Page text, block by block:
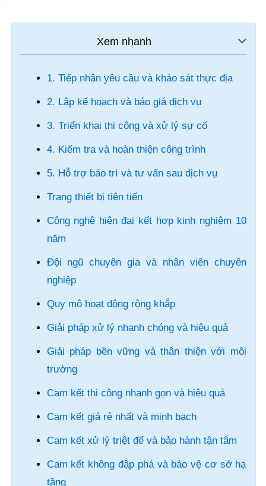
1. Tiếp nhận yêu cầu và khảo sát thực địa
2. Lập kế hoạch và báo giá dịch vụ
3. Triển khai thi công và xử lý sự cố
4. Kiểm tra và hoàn thiện công trình
5. Hỗ trợ bảo trì và tư vấn sau dịch vụ
Trang thiết bị tiên tiến
Công nghệ hiện đại kết hợp kinh nghiệm 10
năm
Đội ngũ chuyên gia và nhân viên chuyên
nghiệp
Quy mô hoạt động rộng khắp
Giải pháp xử lý nhanh chóng và hiệu quả
Giải pháp bền vững và thân thiện với môi
trường
Cam kết thi công nhanh gọn và hiệu quả
Cam kết giá rẻ nhất và minh bạch
Cam kết xử lý triệt để và bảo hành tận tâm
Cam kết không đập phá và bảo vệ cơ sở hạ
tầng